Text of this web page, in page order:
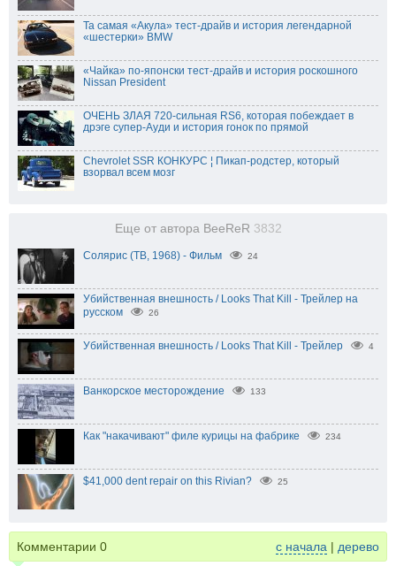
Та самая «Акула» тест-драйв и история легендарной
«шестерки» BMW
«Чайка» по-японски тест-драйв и история роскошного
Nissan President
ОЧЕНЬ ЗЛАЯ 720-сильная RS6, которая побеждает в
дрэге супер-Ауди и история гонок по прямой
Chevrolet SSR КОНКУРС ¦ Пикап-родстер, который
взорвал всем мозг
Еще от автора BeeReR 3832
Солярис (ТВ, 1968) - Фильм 24
Убийственная внешность / Looks That Kill - Трейлер на
русском
26
Убийственная внешность / Looks That Kill - Трейлер 4
Ванкорское месторождение 133
Как "накачивают" филе курицы на фабрике 234
$41,000 dent repair on this Rivian? 25
Комментарии 0 с начала | дерево